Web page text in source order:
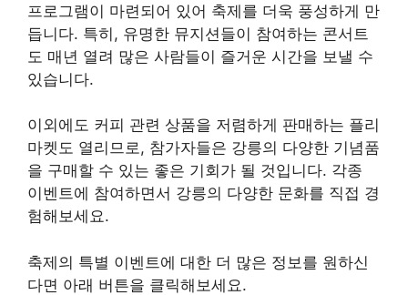
프로그램이 마련되어 있어 축제를 더욱 풍성하게 만
듭니다. 특히, 유명한 뮤지션들이 참여하는 콘서트
도 매년 열려 많은 사람들이 즐거운 시간을 보낼 수
있습니다.
이외에도 커피 관련 상품을 저렴하게 판매하는 플리
마켓도 열리므로, 참가자들은 강릉의 다양한 기념품
을 구매할 수 있는 좋은 기회가 될 것입니다. 각종
이벤트에 참여하면서 강릉의 다양한 문화를 직접 경
험해보세요.
축제의 특별 이벤트에 대한 더 많은 정보를 원하신
다면 아래 버튼을 클릭해보세요.